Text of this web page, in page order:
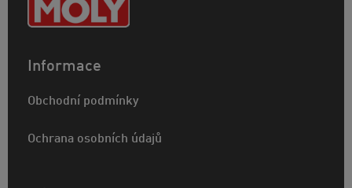
Informace
Obchodní podmínky
Ochrana osobních údajů